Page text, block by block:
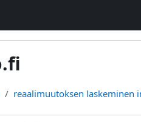
reaalimuutoksen laskeminen